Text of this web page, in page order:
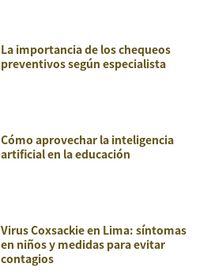
La importancia de los chequeos
preventivos según especialista
Cómo aprovechar la inteligencia
artificial en la educación
Virus Coxsackie en Lima: síntomas
en niños y medidas para evitar
contagios